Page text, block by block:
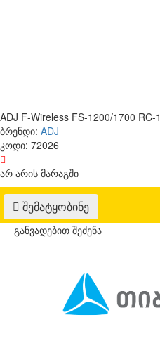
ADJ F-Wireless FS-1200/1700 RC-1
ბრენდი: ADJ
კოდი: 72026
არ არის მარაგში
შემატყობინე
განვადებით შეძენა